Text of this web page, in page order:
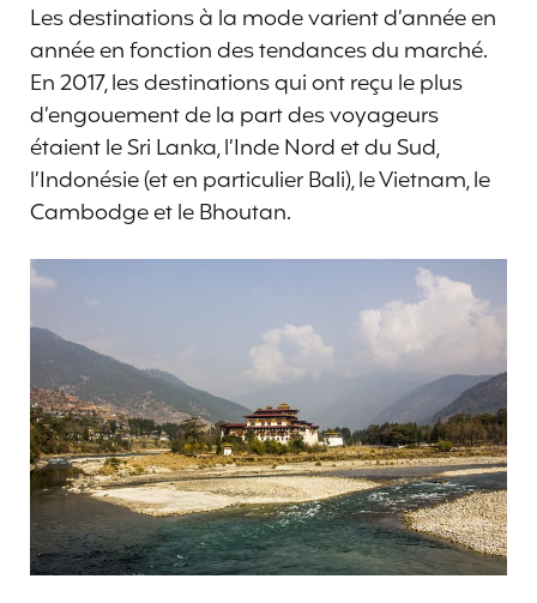
Les destinations à la mode varient d’année en
année en fonction des tendances du marché.
En 2017, les destinations qui ont reçu le plus
d’engouement de la part des voyageurs
étaient le Sri Lanka, l’Inde Nord et du Sud,
l’Indonésie (et en particulier Bali), le Vietnam, le
Cambodge et le Bhoutan.